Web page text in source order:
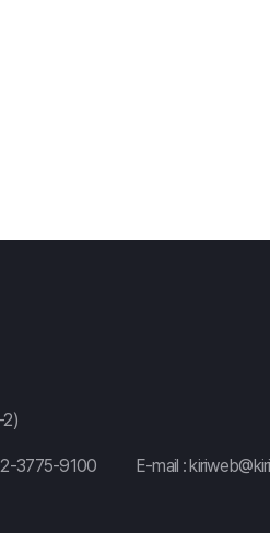
2)
3775-9100 E-mail :